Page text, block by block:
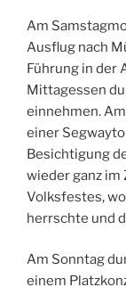
Am
Ausflug nach
Führung in der
Mittagessen
einnehmen.
einer
Besichtigung
wieder ganz
Volksfestes,
herrschte und
Am Sonntag
einem